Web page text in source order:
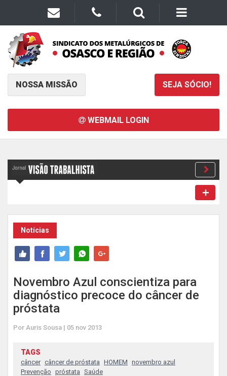
NOSSA MISSÃO SEJA SÓCIO!
WEBMAIL LOGIN
Notícias
Novembro Azul conscientiza para
diagnóstico precoce do câncer de
próstata
Por Auris Sousa | 05 nov 2013
TAGS
câncer câncer de próstata HOMEM novembro azul
Prevenção próstata Saúde